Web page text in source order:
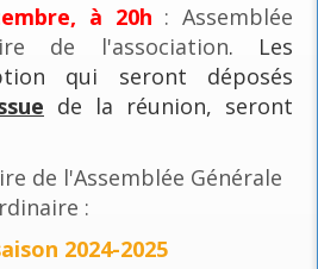
à 20h : Assemblée
de l'association. Les
qui seront déposés
de la réunion, seront
de l'Assemblée Générale
:
2024-2025